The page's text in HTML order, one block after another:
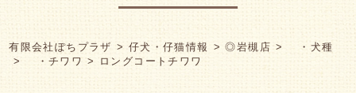
有限会社ぽちプラザ 仔犬・仔猫情報 ◎岩槻店
・犬種
・チワワ
ロングコートチワワ